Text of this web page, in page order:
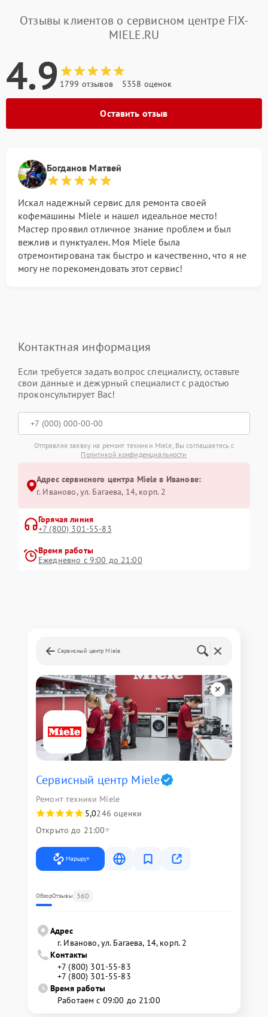
Отзывы клиентов о сервисном центре FIX-
MIELE.RU
4.9 1799 отзывов 5358 оценок
Оставить отзыв
Богданов Матвей
Искал надежный сервис для ремонта своей
кофемашины Miele и нашел идеальное место!
Мастер проявил отличное знание проблем и был
вежлив и пунктуален. Моя Miele была
отремонтирована так быстро и качественно, что я не
могу не порекомендовать этот сервис!
Контактная информация
Если требуется задать вопрос специалисту, оставьте
свои данные и дежурный специалист с радостью
проконсультирует Вас!
Отправляя заявку на ремонт техники Miele, Вы соглашаетесь с
Политикой конфиденциальности
Адрес сервисного центра Miele в Иванове:
г. Иваново, ул. Багаева, 14, корп. 2
Горячая линия
+7 (800) 301-55-83
Время работы
Ежедневно с 9:00 до 21:00
Сервисный центр Miele
Сервисный центр Miele
Ремонт техники Miele
5,0246 оценки
Открыто до 21:00
Маршрут
ОбзорОтзывы 360
Адрес
г. Иваново, ул. Багаева, 14, корп. 2
Контакты
+7 (800) 301-55-83
+7 (800) 301-55-83
Время работы
Работаем с 09:00 до 21:00